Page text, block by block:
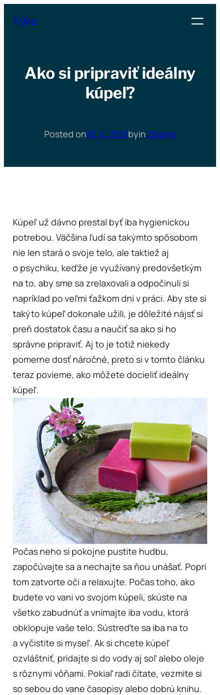
Kylie
Ako si pripraviť ideálny
kúpeľ?
Posted on10. 8. 2019byinZdravie
Kúpeľ už dávno prestal byť iba hygienickou
potrebou. Väčšina ľudí sa takýmto spôsobom
nie len stará o svoje telo, ale taktiež aj
o psychiku, keďže je využívaný predovšetkým
na to, aby sme sa zrelaxovali a odpočinuli si
napríklad po veľmi ťažkom dni v práci. Aby ste si
takýto kúpeľ dokonale užili, je dôležité nájsť si
preň dostatok času a naučiť sa ako si ho
správne pripraviť. Aj to je totiž niekedy
pomerne dosť náročné, preto si v tomto článku
teraz povieme, ako môžete docieliť ideálny
kúpeľ.
Počas neho si pokojne pustite hudbu,
započúvajte sa a nechajte sa ňou unášať. Popri
tom zatvorte oči a relaxujte. Počas toho, ako
budete vo vani vo svojom kúpeli, skúste na
všetko zabudnúť a vnímajte iba vodu, ktorá
obklopuje vaše telo. Sústreďte sa iba na to
a vyčistite si myseľ. Ak si chcete kúpeľ
ozvláštniť, pridajte si do vody aj soľ alebo oleje
s rôznymi vôňami. Pokiaľ radi čítate, vezmite si
so sebou do vane časopisy alebo dobrú knihu.